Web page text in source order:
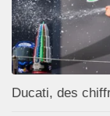
Ducati, des